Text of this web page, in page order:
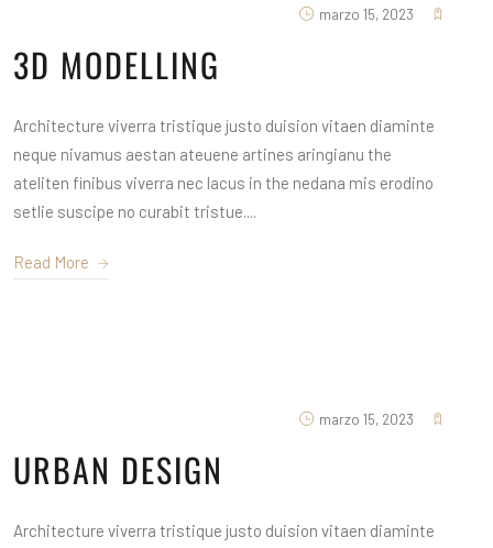
marzo 15, 2023
3D MODELLING
Architecture viverra tristique justo duision vitaen diaminte
neque nivamus aestan ateuene artines aringianu the
ateliten finibus viverra nec lacus in the nedana mis erodino
setlie suscipe no curabit tristue....
Read More
marzo 15, 2023
URBAN DESIGN
Architecture viverra tristique justo duision vitaen diaminte